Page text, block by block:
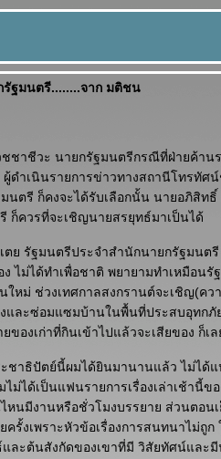
ฐมนตรี........จาก มติชน
ชาชีวะ นายกรัฐมนตรีกรณีที่ฝ่ายค้าน
ำเนินรายการข่าวทางสถานีโทรทัศน์
ตรี ก็คงจะได้รับเลือกนั้น นายอภิสิทธิ์
ก็ควรที่จะเชิญนายสรยุทธ์มาเป็นได้
ย รัฐมนตรีประจำสำนักนายกรัฐมนต
ไม่ได้ทำเพื่อชาติ พยายามทำเหมือนรั
หม่ ช่วงเทศกาลสงกรานต์จะเชิญ(คว
และซ่อมแซมบ้านในพื้นที่ประสบอุทกภั
องเก่าที่กินเข้าไปแล้วจะเสียของ ก็เ
ชาธิปัตย์นี้ผมได้ยินมานานแล้ว ไม่ได้แ
ได้เป็นแฟนรายการเรื่องเล่าเช้านี้ข
นมีงานหรือชั่วโมงบรรยาย ส่วนตอน
รั้งเพราะหัวข้อเรื่องการสนทนาไม่ถู
ะต้นสังกัดของเขาที่มี วิสัยทัศน์และมี